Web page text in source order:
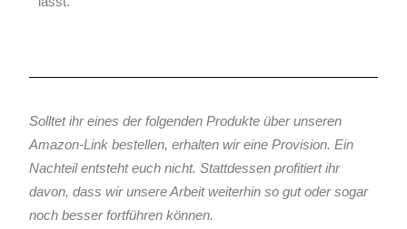
Solltet ihr eines der folgenden Produkte über unseren
Amazon-Link bestellen, erhalten wir eine Provision. Ein
Nachteil entsteht euch nicht. Stattdessen profitiert ihr
davon, dass wir unsere Arbeit weiterhin so gut oder sogar
noch besser fortführen können.